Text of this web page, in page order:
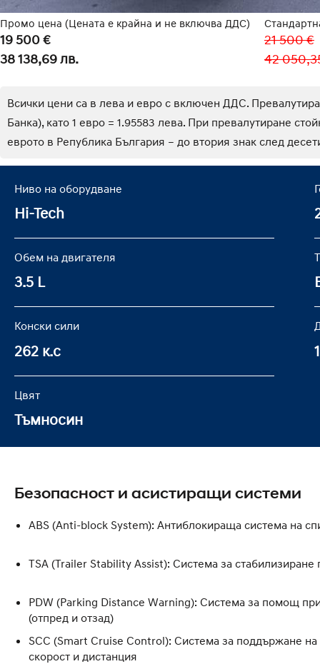
Промо цена (Цената е крайна и не включва ДДС)
19 500 €
38 138,69 лв.
21 500 €
42
Всички цени са в лева и евро с включен ДДС.
Банка), като 1 евро = 1.95583 лева. При превалутиране
еврото в Република България – до втория знак след
Ниво на оборудване
Hi-Tech
Обем на двигателя
3.5 L
Конски сили
262 к.с
Цвят
Тъмносин
Безопасност и асистиращи системи
ABS (Anti-block System): Антиблокираща система на
TSA (Trailer Stability Assist): Система за стабилизиране
PDW (Parking Distance Warning): Система за помощ
(отпред и отзад)
SCC (Smart Cruise Control): Система за поддържане на
скорост и дистанция